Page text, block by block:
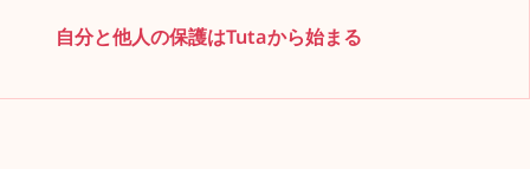
自分と他人の保護はTutaから始まる